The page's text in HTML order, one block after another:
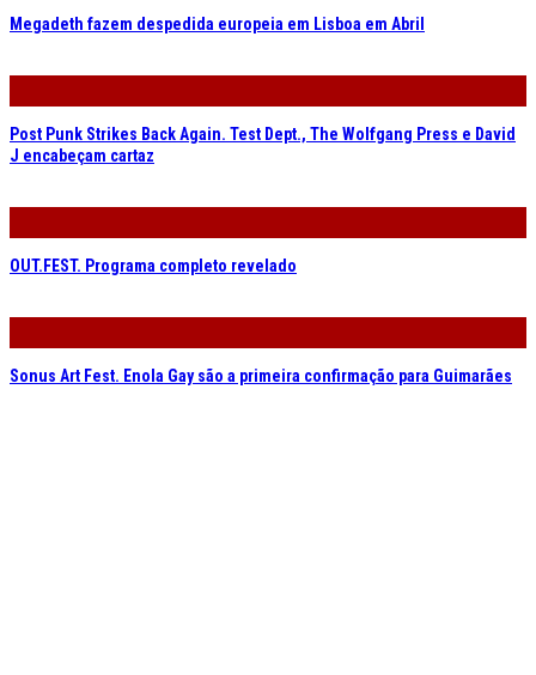
Megadeth fazem despedida europeia em Lisboa em Abril
Post Punk Strikes Back Again. Test Dept., The Wolfgang Press e David
J encabeçam cartaz
OUT.FEST. Programa completo revelado
Sonus Art Fest. Enola Gay são a primeira confirmação para Guimarães